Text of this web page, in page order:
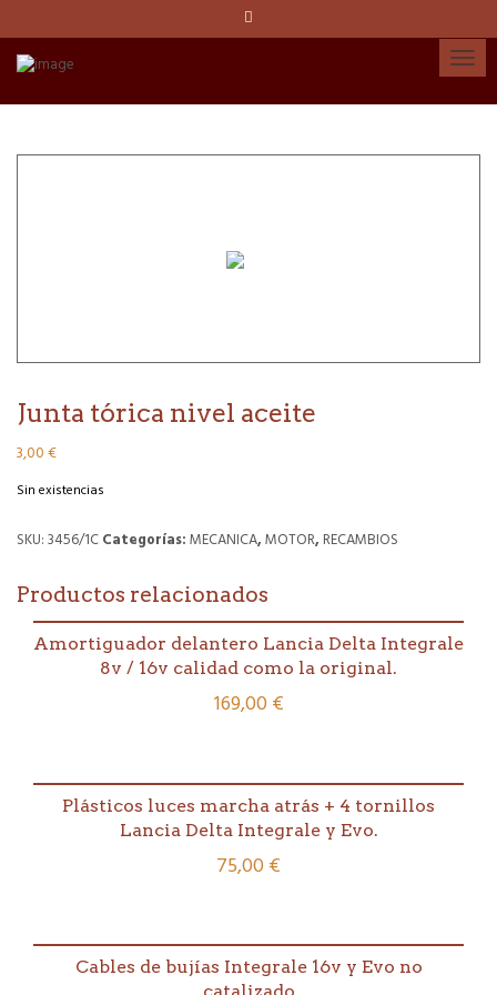
Junta tórica nivel aceite
3,00€
Sin existencias
SKU:3456/1CCategorías:MECANICA,MOTOR, RECAMBIOS
Productos relacionados
Amortiguador delantero Lancia Delta Integrale
8v / 16v calidad como la original.
169,00€
Plásticos luces marcha atrás + 4 tornillos
Lancia Delta Integrale y Evo.
75,00€
Cables de bujías Integrale 16v y Evo no